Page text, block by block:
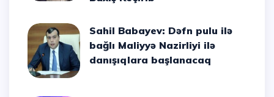
Sahil Babayev: Dəfn pulu ilə
bağlı Maliyyə Nazirliyi ilə
danışıqlara başlanacaq